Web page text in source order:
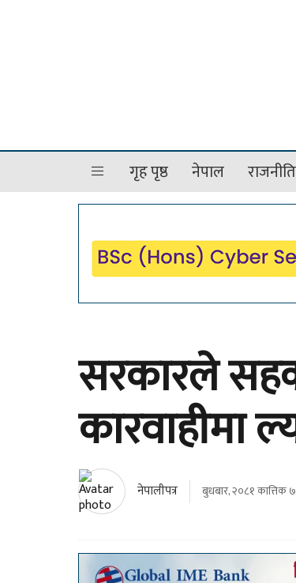
गृह पृष्ठ नेपाल राजनीति
सरकारले
कारवाहीमा
नेपालीपत्र बुधबार, २०८१ कात्तिक